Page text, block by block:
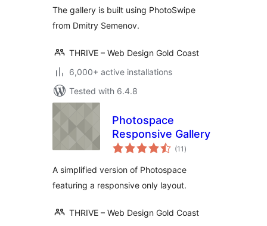
The gallery is built using PhotoSwipe
from Dmitry Semenov.
THRIVE – Web Design Gold Coast
6,000+ active installations
Tested with 6.4.8
Photospace
Responsive Gallery
(11 total
ratings
)
A simplified version of Photospace
featuring a responsive only layout.
THRIVE – Web Design Gold Coast